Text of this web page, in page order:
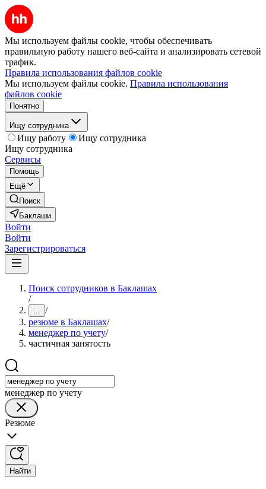
Мы используем файлы cookie, чтобы обеспечивать
правильную работу нашего веб-сайта и анализировать сетевой
трафик.
Правила использования файлов cookie
Мы используем файлы cookie. Правила использования
файлов cookie
Понятно
Ищу сотрудника
Ищу работу
Ищу сотрудника
Ищу сотрудника
Сервисы
Помощь
Ещё
Поиск
Баклаши
Войти
Войти
Зарегистрироваться
Поиск сотрудников в Баклашах
/
... /
резюме в Баклашах/
менеджер по учету/
частичная занятость
менеджер по учету
Резюме
Найти